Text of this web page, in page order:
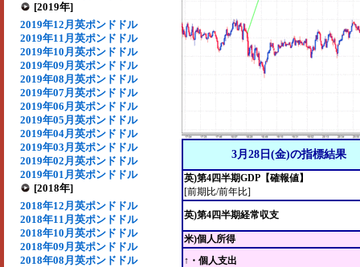
[2019年]
2019年12月英ポンドドル
2019年11月英ポンドドル
2019年10月英ポンドドル
2019年09月英ポンドドル
2019年08月英ポンドドル
2019年07月英ポンドドル
2019年06月英ポンドドル
2019年05月英ポンドドル
2019年04月英ポンドドル
2019年03月英ポンドドル
2019年02月英ポンドドル
2019年01月英ポンドドル
[2018年]
2018年12月英ポンドドル
2018年11月英ポンドドル
2018年10月英ポンドドル
2018年09月英ポンドドル
2018年08月英ポンドドル
3月28日(金)の指標結果
英)第4四半期GDP【確報値】
[前期比/前年比]
英)第4四半期経常収支
米)個人所得
↑・個人支出